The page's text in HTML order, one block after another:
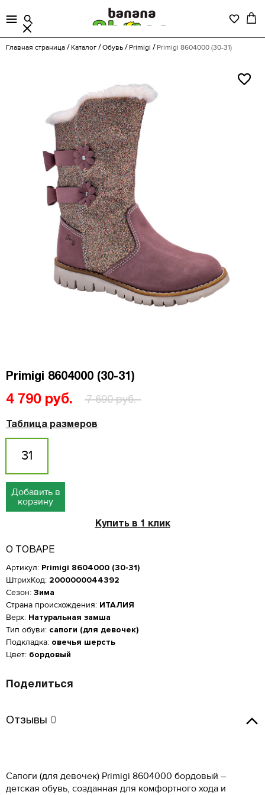
Главная страница Каталог Обувь Primigi Primigi 8604000 (30-31)
Primigi 8604000 (30-31)
4 790 руб. 7 690 руб.
Таблица размеров
31
Добавить в
корзину
Купить в 1 клик
О ТОВАРЕ
Артикул: Primigi 8604000 (30-31)
ШтрихКод: 2000000044392
Сезон: Зима
Страна происхождения: ИТАЛИЯ
Верх: Натуральная замша
Тип обуви: сапоги (для девочек)
Подкладка: овечья шерсть
Цвет: бордовый
Поделиться
Сапоги (для девочек) Primigi 8604000 бордовый –
детская обувь, созданная для комфортного хода и
Отзывы
Отзывы 0
Мужская обувь
Российский размер
Размер производителя,
Длина стопы, см